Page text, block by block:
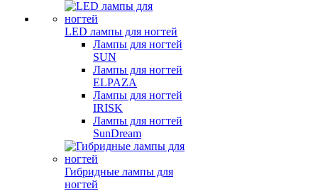
LED лампы для ногтей
Лампы для ногтей
SUN
Лампы для ногтей
ELPAZA
Лампы для ногтей
IRISK
Лампы для ногтей
SunDream
Гибридные лампы для
ногтей